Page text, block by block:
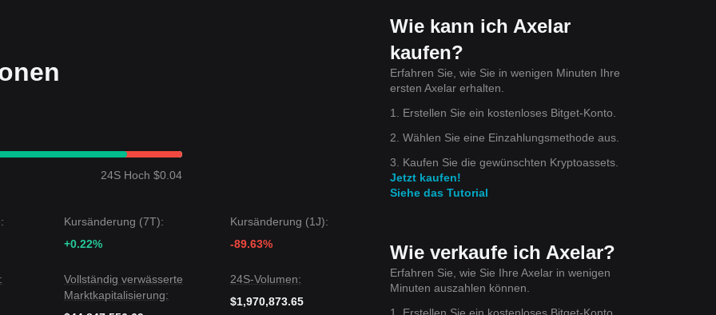
von
gerichtetePreisstruktur gezeigt, und die Marktstimmung ist
heraus befindet sich der Axelar-Preis derzeit zwischen dem
0,8200 $
nächste Zielkurs0,6000 $ sein.
bleibt, ist der mittelfristige Trend wahrscheinlich
24S Hoch $0.04
Kursänderung (7T):
+0.22%
Kursänderung (1J):
-89.63%
Vollständig verwässerte
Marktkapitalisierung:
24S-Volumen:
$1,970,873.65
Wie kann ich Axelar
kaufen?
Erfahren Sie, wie Sie in wenigen Minuten Ihre
ersten Axelar erhalten.
1. Erstellen Sie ein kostenloses Bitget-Konto.
2. Wählen Sie eine Einzahlungsmethode aus.
3. Kaufen Sie die gewünschten Kryptoassets.
Jetzt kaufen!
Siehe das Tutorial
Wie verkaufe ich Axelar?
Erfahren Sie, wie Sie Ihre Axelar in wenigen
Minuten auszahlen können.
1. Erstellen Sie ein kostenloses Bitget-Konto.